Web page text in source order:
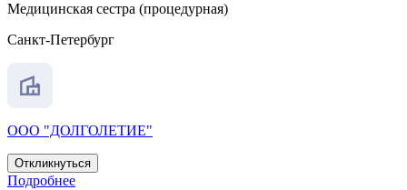
Медицинская сестра (процедурная)
Санкт-Петербург
ООО "ДОЛГОЛЕТИЕ"
Откликнуться
Подробнее